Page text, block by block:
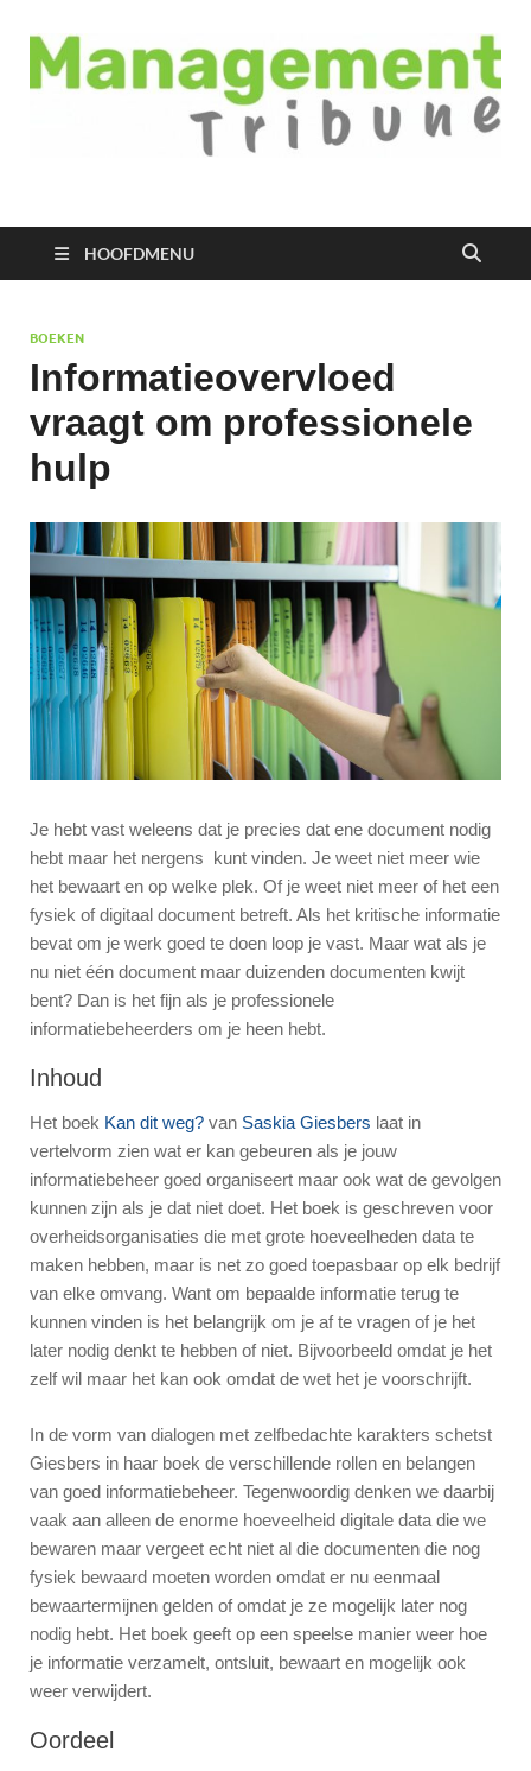
Managementtribune
HOOFDMENU
BOEKEN
Informatieovervloed
vraagt om professionele
hulp
Je hebt vast weleens dat je precies dat ene document nodig
hebt maar het nergens kunt vinden. Je weet niet meer wie
het bewaart en op welke plek. Of je weet niet meer of het een
fysiek of digitaal document betreft. Als het kritische informatie
bevat om je werk goed te doen loop je vast. Maar wat als je
nu niet één document maar duizenden documenten kwijt
bent? Dan is het fijn als je professionele
informatiebeheerders om je heen hebt.
Inhoud
Het boek Kan dit weg? van Saskia Giesbers laat in
vertelvorm zien wat er kan gebeuren als je jouw
informatiebeheer goed organiseert maar ook wat de gevolgen
kunnen zijn als je dat niet doet. Het boek is geschreven voor
overheidsorganisaties die met grote hoeveelheden data te
maken hebben, maar is net zo goed toepasbaar op elk bedrijf
van elke omvang. Want om bepaalde informatie terug te
kunnen vinden is het belangrijk om je af te vragen of je het
later nodig denkt te hebben of niet. Bijvoorbeeld omdat je het
zelf wil maar het kan ook omdat de wet het je voorschrijft.
In de vorm van dialogen met zelfbedachte karakters schetst
Giesbers in haar boek de verschillende rollen en belangen
van goed informatiebeheer. Tegenwoordig denken we daarbij
vaak aan alleen de enorme hoeveelheid digitale data die we
bewaren maar vergeet echt niet al die documenten die nog
fysiek bewaard moeten worden omdat er nu eenmaal
bewaartermijnen gelden of omdat je ze mogelijk later nog
nodig hebt. Het boek geeft op een speelse manier weer hoe
je informatie verzamelt, ontsluit, bewaart en mogelijk ook
weer verwijdert.
Oordeel